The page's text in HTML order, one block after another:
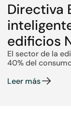
Directiva
edificios
El sector de la
40% del
Leer más